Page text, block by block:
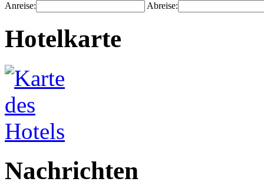
Anreise: Abreise:
Hotelkarte
Nachrichten